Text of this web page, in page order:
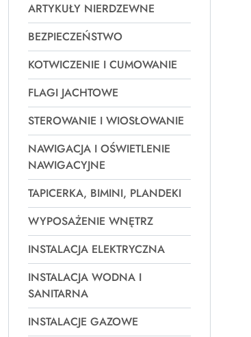
ARTYKUŁY NIERDZEWNE
BEZPIECZEŃSTWO
KOTWICZENIE I CUMOWANIE
FLAGI JACHTOWE
STEROWANIE I WIOSŁOWANIE
NAWIGACJA I OŚWIETLENIE
NAWIGACYJNE
TAPICERKA, BIMINI, PLANDEKI
WYPOSAŻENIE WNĘTRZ
INSTALACJA ELEKTRYCZNA
INSTALACJA WODNA I
SANITARNA
INSTALACJE GAZOWE